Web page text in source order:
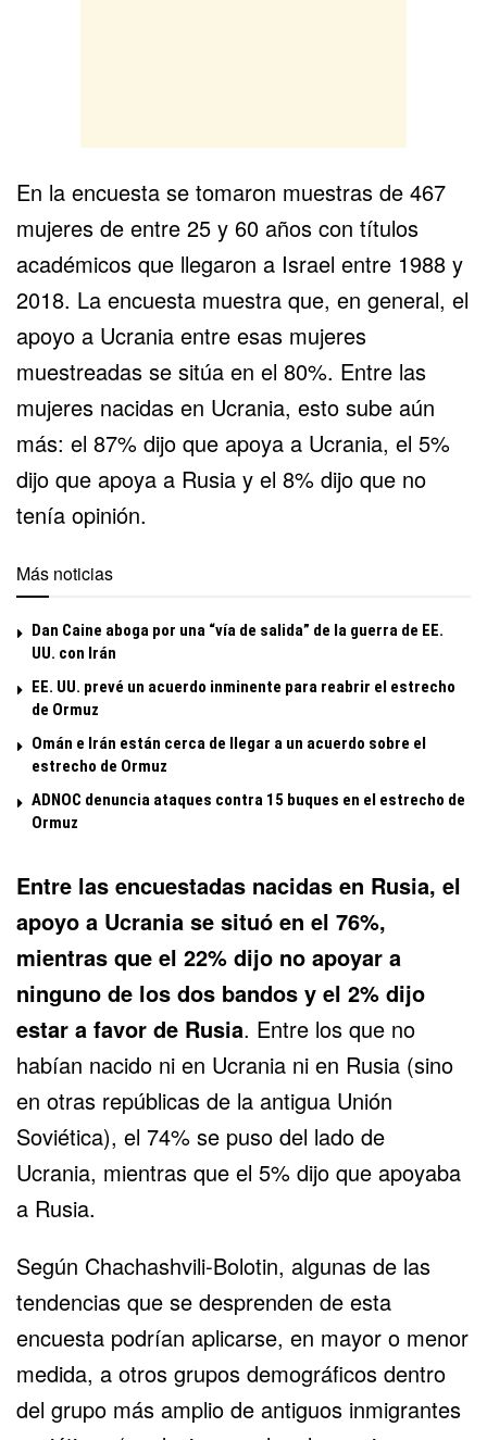
En la encuesta se tomaron muestras de 467
mujeres de entre 25 y 60 años con títulos
académicos que llegaron a Israel entre 1988 y
2018. La encuesta muestra que, en general, el
apoyo a Ucrania entre esas mujeres
muestreadas se sitúa en el 80%. Entre las
mujeres nacidas en Ucrania, esto sube aún
más: el 87% dijo que apoya a Ucrania, el 5%
dijo que apoya a Rusia y el 8% dijo que no
tenía opinión.
Más noticias
Dan Caine aboga por una “vía de salida” de la guerra de EE.
UU. con Irán
EE. UU. prevé un acuerdo inminente para reabrir el estrecho
de Ormuz
Omán e Irán están cerca de llegar a un acuerdo sobre el
estrecho de Ormuz
ADNOC denuncia ataques contra 15 buques en el estrecho de
Ormuz
Entre las encuestadas nacidas en Rusia, el
apoyo a Ucrania se situó en el 76%,
mientras que el 22% dijo no apoyar a
ninguno de los dos bandos y el 2% dijo
estar a favor de Rusia. Entre los que no
habían nacido ni en Ucrania ni en Rusia (sino
en otras repúblicas de la antigua Unión
Soviética), el 74% se puso del lado de
Ucrania, mientras que el 5% dijo que apoyaba
a Rusia.
Según Chachashvili-Bolotin, algunas de las
tendencias que se desprenden de esta
encuesta podrían aplicarse, en mayor o menor
medida, a otros grupos demográficos dentro
del grupo más amplio de antiguos inmigrantes